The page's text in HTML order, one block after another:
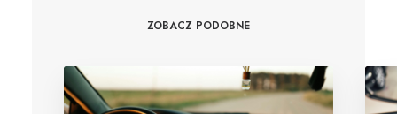
ZOBACZ PODOBNE